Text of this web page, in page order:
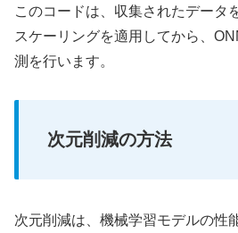
このコードは、収集されたデータ
スケーリングを適用してから、
測を行います。
次元削減の方法
次元削減は、機械学習モデルの性